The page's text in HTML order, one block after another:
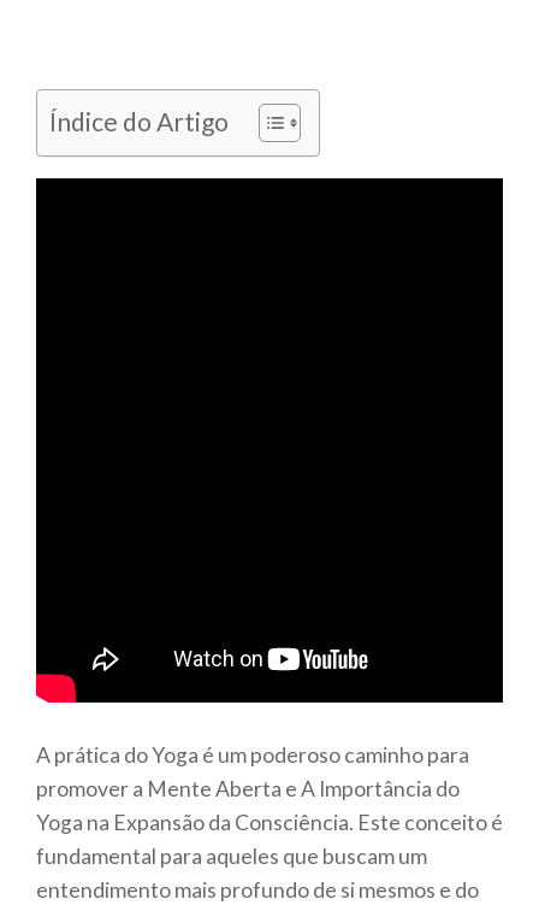
Índice do Artigo
A prática do Yoga é um poderoso caminho para
promover a Mente Aberta e A Importância do
Yoga na Expansão da Consciência. Este conceito é
fundamental para aqueles que buscam um
entendimento mais profundo de si mesmos e do